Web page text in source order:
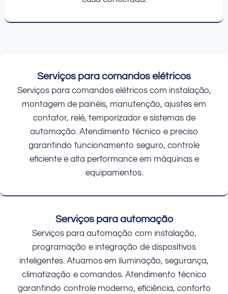
Serviços para comandos elétricos
Serviços para comandos elétricos com instalação,
montagem de painéis, manutenção, ajustes em
contator, relé, temporizador e sistemas de
automação. Atendimento técnico e preciso
garantindo funcionamento seguro, controle
eficiente e alta performance em máquinas e
equipamentos.
Serviços para automação
Serviços para automação com instalação,
programação e integração de dispositivos
inteligentes. Atuamos em iluminação, segurança,
climatização e comandos. Atendimento técnico
garantindo controle moderno, eficiência, conforto